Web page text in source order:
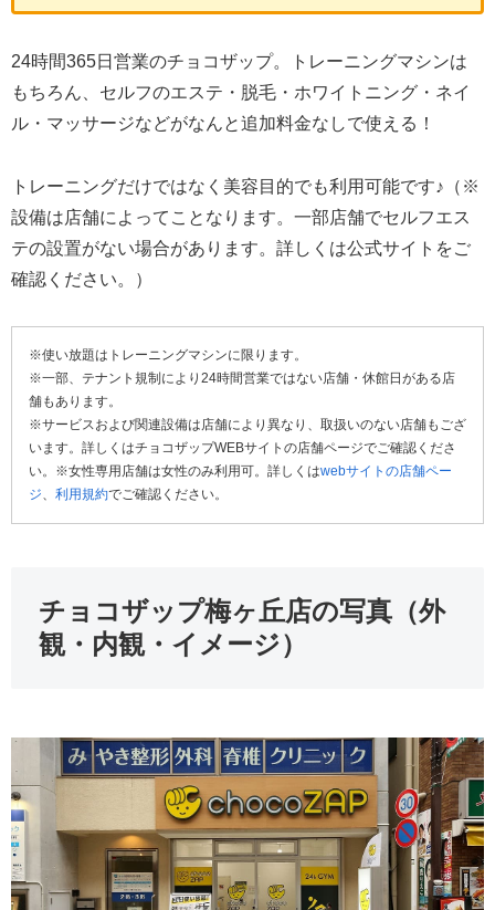
24時間365日営業のチョコザップ。トレーニングマシンは
もちろん、セルフのエステ・脱毛・ホワイトニング・ネイ
ル・マッサージなどがなんと追加料金なしで使える！
トレーニングだけではなく美容目的でも利用可能です♪（※
設備は店舗によってことなります。一部店舗でセルフエス
テの設置がない場合があります。詳しくは公式サイトをご
確認ください。）
※使い放題はトレーニングマシンに限ります。
※一部、テナント規制により24時間営業ではない店舗・休館日がある店
舗もあります。
※サービスおよび関連設備は店舗により異なり、取扱いのない店舗もござ
います。詳しくはチョコザップWEBサイトの店舗ページでご確認くださ
い。※女性専用店舗は女性のみ利用可。詳しくはwebサイトの店舗ペー
ジ、 利用規約でご確認ください。
チョコザップ梅ヶ丘店の写真（外
観・内観・イメージ）